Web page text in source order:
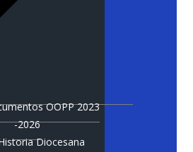
OOPP 2023
-2026
Diocesana